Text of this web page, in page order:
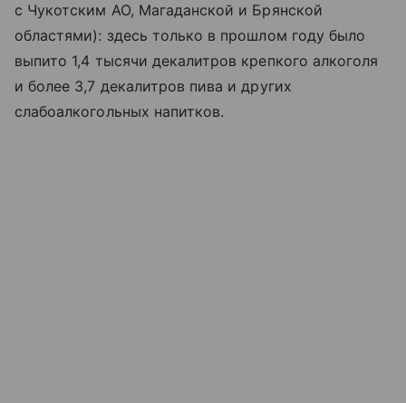
с Чукотским АО, Магаданской и Брянской
областями): здесь только в прошлом году было
выпито 1,4 тысячи декалитров крепкого алкоголя
и более 3,7 декалитров пива и других
слабоалкогольных напитков.